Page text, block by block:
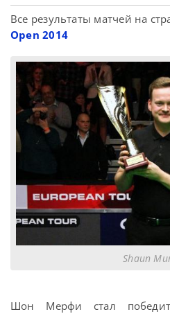
Все результаты матчей на
Open 2014
Shaun
Шон Мерфи стал